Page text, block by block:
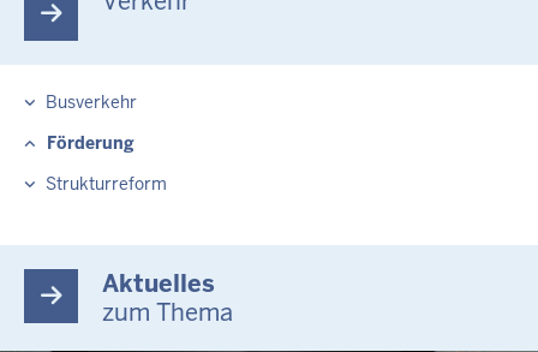
Busverkehr
Förderung
Strukturreform
Aktuelles
zum Thema